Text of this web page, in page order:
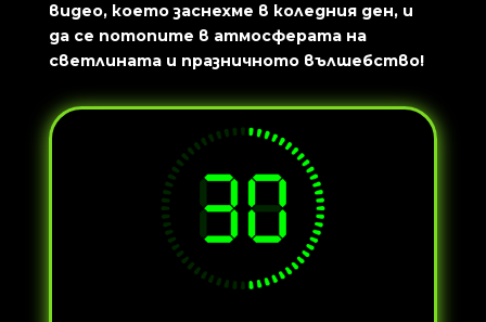
видео, което заснехме в коледния ден, и
да се потопите в атмосферата на
светлината и празничното вълшебство!